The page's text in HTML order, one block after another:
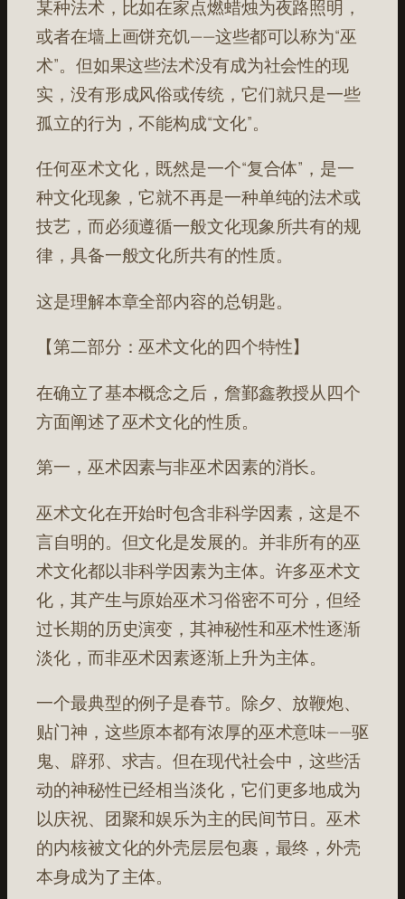
某种法术，比如在家点燃蜡烛为夜路照明，
或者在墙上画饼充饥——这些都可以称为“巫
术”。但如果这些法术没有成为社会性的现
实，没有形成风俗或传统，它们就只是一些
孤立的行为，不能构成“文化”。
任何巫术文化，既然是一个“复合体”，是一
种文化现象，它就不再是一种单纯的法术或
技艺，而必须遵循一般文化现象所共有的规
律，具备一般文化所共有的性质。
这是理解本章全部内容的总钥匙。
【第二部分：巫术文化的四个特性】
在确立了基本概念之后，詹鄞鑫教授从四个
方面阐述了巫术文化的性质。
第一，巫术因素与非巫术因素的消长。
巫术文化在开始时包含非科学因素，这是不
言自明的。但文化是发展的。并非所有的巫
术文化都以非科学因素为主体。许多巫术文
化，其产生与原始巫术习俗密不可分，但经
过长期的历史演变，其神秘性和巫术性逐渐
淡化，而非巫术因素逐渐上升为主体。
一个最典型的例子是春节。除夕、放鞭炮、
贴门神，这些原本都有浓厚的巫术意味——驱
鬼、辟邪、求吉。但在现代社会中，这些活
动的神秘性已经相当淡化，它们更多地成为
以庆祝、团聚和娱乐为主的民间节日。巫术
的内核被文化的外壳层层包裹，最终，外壳
本身成为了主体。